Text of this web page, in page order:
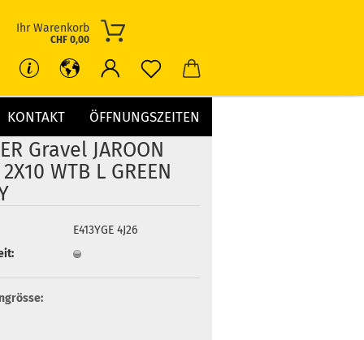
Ihr Warenkorb
CHF 0,00
KONTAKT ÖFFNUNGSZEITEN
Gravel JAROON
WTB L GREEN
E413YGE 4J26